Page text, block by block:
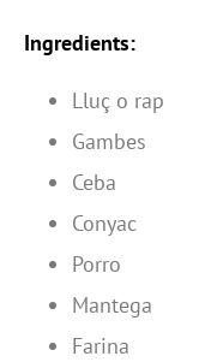
Ingredients:
Lluç o rap
Gambes
Ceba
Conyac
Porro
Mantega
Farina